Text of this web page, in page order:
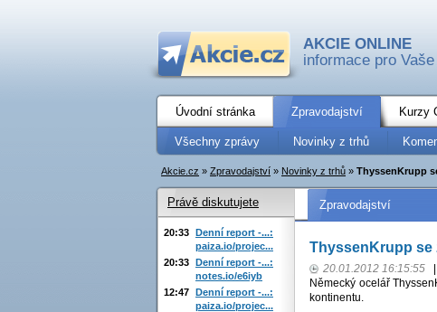
AKCIE ONLINE
informace pro
Úvodní stránka Zpravodajství Kurzy
Všechny zprávy Novinky z trhů
Akcie.cz » Zpravodajství » Novinky z trhů » ThyssenKrupp
Zpravodajství
ThyssenKrupp se
20.01.2012 16:15:55
Německý ocelář
kontinentu.
Právě diskutujete
20:33 Denní report -...:
paiza.io/projec...
20:33 Denní report -...:
notes.io/e6iyb
12:47 Denní report -...:
paiza.io/projec...